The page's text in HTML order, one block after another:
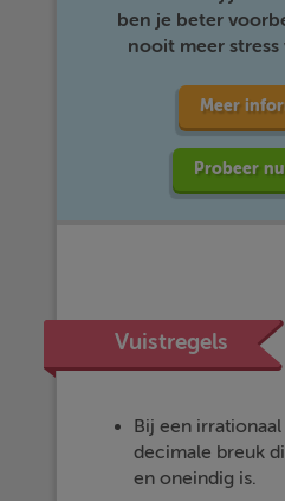
ben je beter
nooit meer
Meer
Probeer
Vuistregels
Bij een
decimale breuk
en oneindig is.